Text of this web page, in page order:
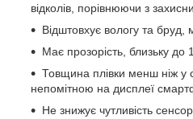
відколів, порівнюючи з
Відштовхує вологу та
Має прозорість, близьку до
Товщина плівки менш ніж у
непомітною на дисплеї
Не знижує чутливість